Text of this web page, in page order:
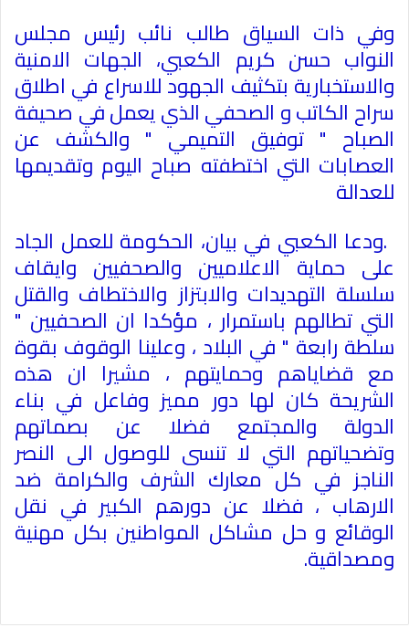
وفي ذات السياق طالب نائب رئيس مجلس
النواب حسن كريم الكعبي، الجهات الامنية
والاستخبارية بتكثيف الجهود للاسراع في اطلاق
سراح الكاتب و الصحفي الذي يعمل في صحيفة
الصباح " توفيق التميمي " والكشف عن
العصابات التي اختطفته صباح اليوم وتقديمها
للعدالة
.ودعا الكعبي في بيان، الحكومة للعمل الجاد
على حماية الاعلاميين والصحفيين وايقاف
سلسلة التهديدات والابتزاز والاختطاف والقتل
التي تطالهم باستمرار ، مؤكدا ان الصحفيين "
سلطة رابعة " في البلاد ، وعلينا الوقوف بقوة
مع قضاياهم وحمايتهم ، مشيرا ان هذه
الشريحة كان لها دور مميز وفاعل في بناء
الدولة والمجتمع فضلا عن بصماتهم
وتضحياتهم التي لا تنسى للوصول الى النصر
الناجز في كل معارك الشرف والكرامة ضد
الارهاب ، فضلا عن دورهم الكبير في نقل
الوقائع و حل مشاكل المواطنين بكل مهنية
ومصداقية.